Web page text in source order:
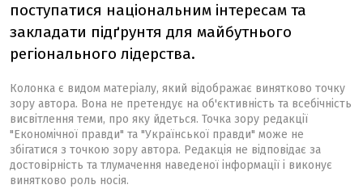
поступатися національним інтересам та
закладати підґрунтя для майбутнього
регіонального лідерства.
Колонка є видом матеріалу, який відображає винятково точку
зору автора. Вона не претендує на об'єктивність та всебічність
висвітлення теми, про яку йдеться. Точка зору редакції
"Економічної правди" та "Української правди" може не
збігатися з точкою зору автора. Редакція не відповідає за
достовірність та тлумачення наведеної інформації і виконує
винятково роль носія.